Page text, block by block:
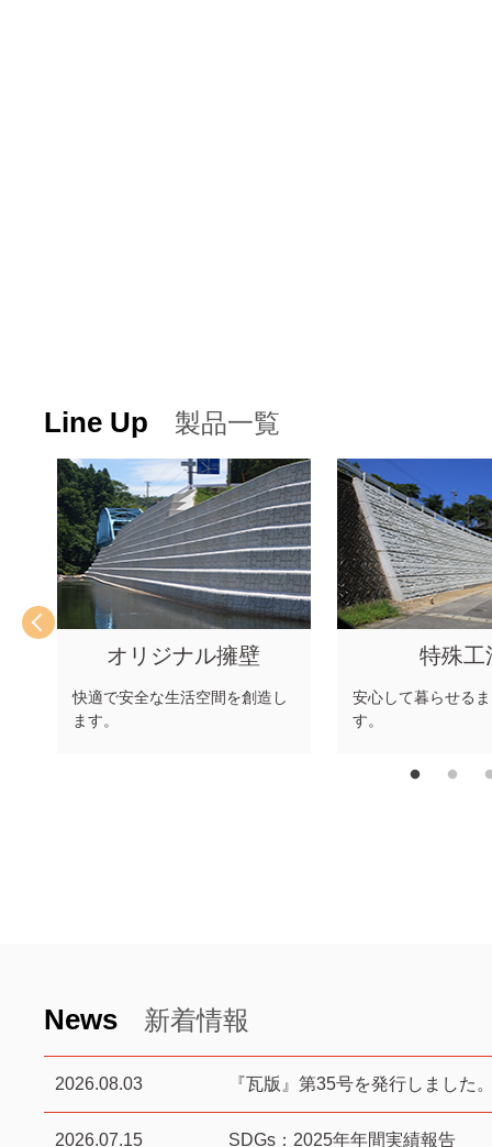
Line Up 製品一覧
オリジナル擁壁
快適で安全な生活空間を創造し
ます。
特殊工
安心して暮らせる
す。
News 新着情報
2026.08.03 『瓦版』第35号を発行しました
2026.07.15 SDGs：2025年年間実績報告